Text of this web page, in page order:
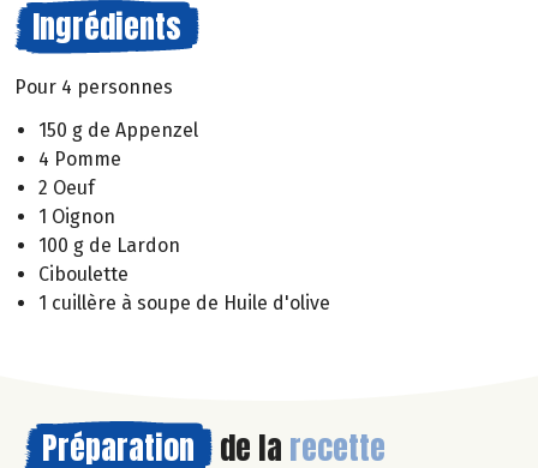
Ingrédients
Pour 4 personnes
150 g de Appenzel
4 Pomme
2 Oeuf
1 Oignon
100 g de Lardon
Ciboulette
1 cuillère à soupe de Huile d'olive
Préparation de la recette